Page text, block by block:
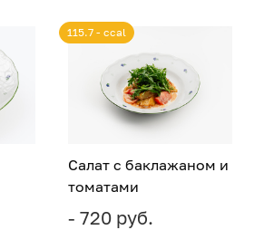
Салат с баклажаном и
томатами
- 720 руб.
115.7 - ccal